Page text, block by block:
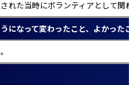
れた当時にボランティアとして関わ
になって変わったこと、よかったこ